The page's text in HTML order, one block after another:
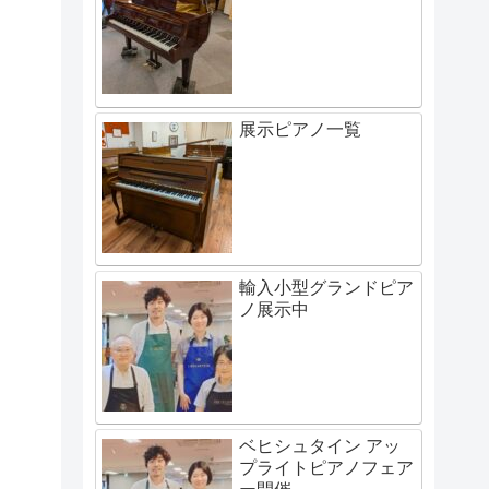
展示ピアノ一覧
輸入小型グランドピア
ノ展示中
ベヒシュタイン アッ
プライトピアノフェア